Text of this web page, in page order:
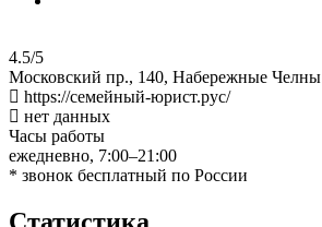
4.5/5
Московский пр., 140, Набережные Челны
https://семейный-юрист.рус/
нет данных
Часы работы
ежедневно, 7:00–21:00
* звонок бесплатный по России
Статистика